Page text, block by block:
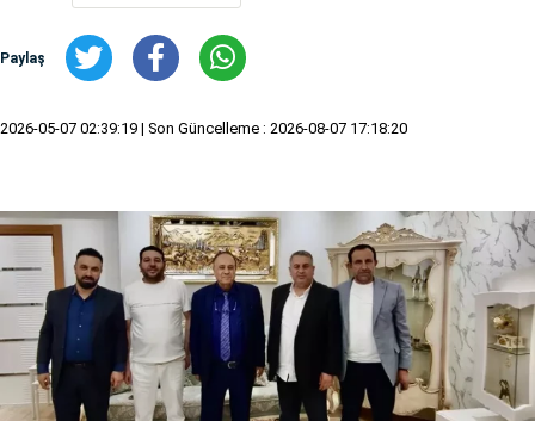
Paylaş
2026-05-07 02:39:19 | Son Güncelleme : 2026-08-07 17:18:20